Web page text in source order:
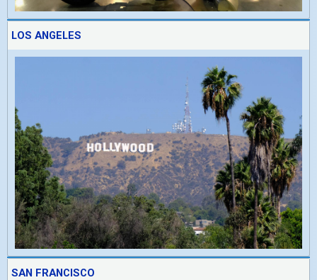
LOS ANGELES
SAN FRANCISCO